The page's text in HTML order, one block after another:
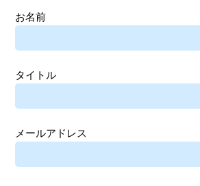
お名前
タイトル
メールアドレス